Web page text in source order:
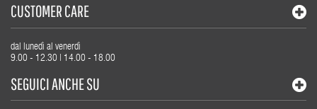
CUSTOMER CARE
dal lunedì al venerdì
9.00 - 12.30 | 14.00 - 18.00
SEGUICI ANCHE SU